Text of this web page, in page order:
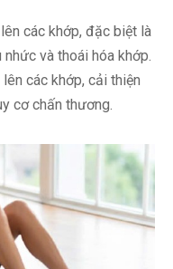
các khớp, đặc biệt là
và thoái hóa khớp.
các khớp, cải thiện
cơ chấn thương.